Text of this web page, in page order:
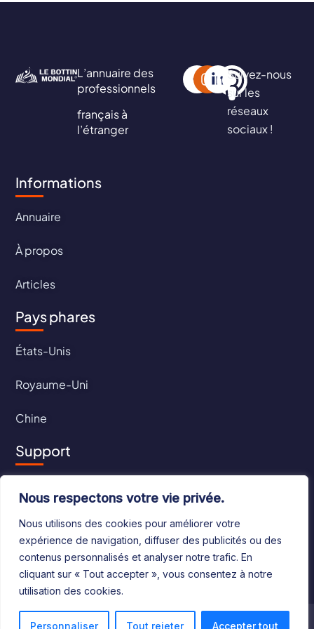
Nous respectons votre vie privée.
Nous utilisons des cookies pour améliorer votre
expérience de navigation, diffuser des publicités ou des
contenus personnalisés et analyser notre trafic. En
cliquant sur « Tout accepter », vous consentez à notre
utilisation des cookies.
Personnaliser Tout rejeter Accepter tout
L’annuaire des
professionnels
français à
l’étranger
Suivez-nous
sur les
réseaux
sociaux !
Informations
Annuaire
À propos
Articles
Pays phares
États-Unis
Royaume-Uni
Chine
Support
CGU
CGV
©2024 Le Bottin Mondial. Tous droits réservés